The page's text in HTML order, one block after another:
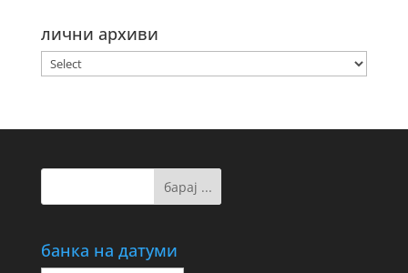
лични архиви
банка на датуми